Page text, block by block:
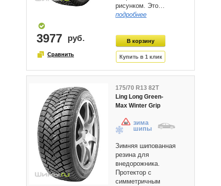
рисунком. Это…
подробнее
3977
175/70 R13 82T
Ling Long Green-
Max Winter Grip
зима
шипы
Зимняя шипованная
резина для
внедорожника.
Протектор с
симметричным